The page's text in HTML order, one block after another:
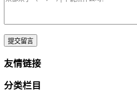
提交留言
友情链接
分类栏目